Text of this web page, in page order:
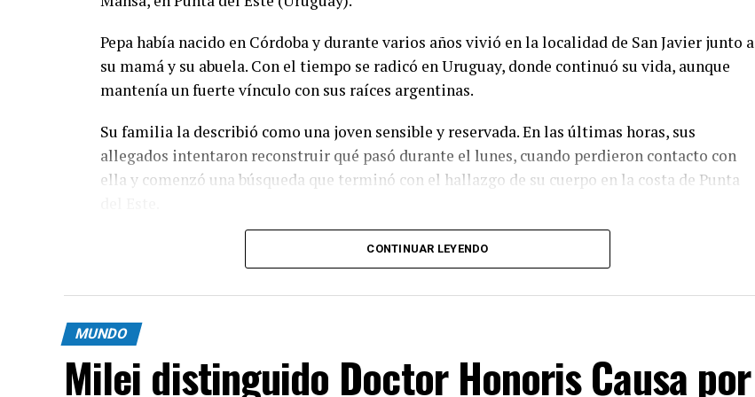
Pepa había nacido en Córdoba y durante varios años vivió en la localidad de San Javier junto a
su mamá y su abuela. Con el tiempo se radicó en Uruguay, donde continuó su vida, aunque
mantenía un fuerte vínculo con sus raíces argentinas.
Su familia la describió como una joven sensible y reservada. En las últimas horas, sus
allegados intentaron reconstruir qué pasó durante el lunes, cuando perdieron contacto con
ella y comenzó una búsqueda que terminó con el hallazgo de su cuerpo en la costa de Punta
CONTINUAR LEYENDO
MUNDO
Milei distinguido Doctor Honoris Causa por